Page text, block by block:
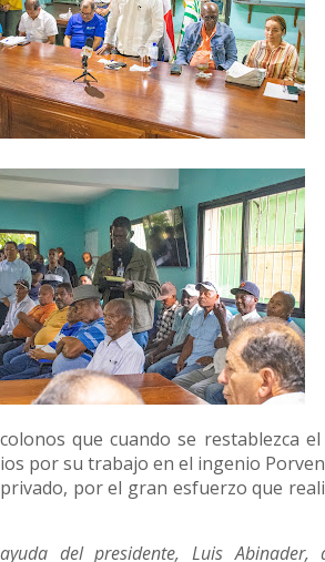
que cuando se restablezca
por su trabajo en el ingenio
por el gran esfuerzo que
del presidente, Luis Abinader,